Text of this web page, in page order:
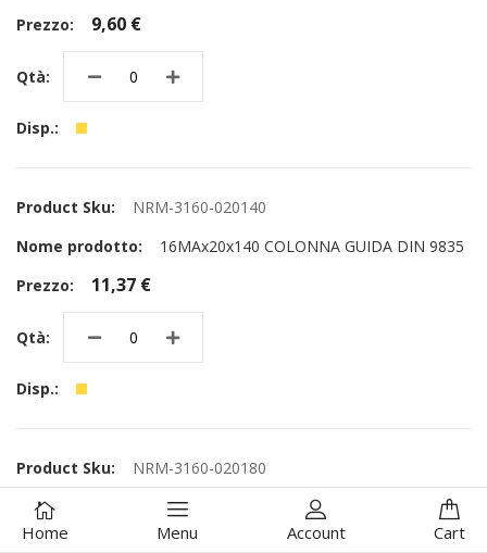
9,60 €
NRM-3160-020140
16MAx20x140 COLONNA GUIDA DIN 9835
11,37 €
NRM-3160-020180
16MAx20x180 COLONNA GUIDA DIN 9835
Home Menu Account Cart